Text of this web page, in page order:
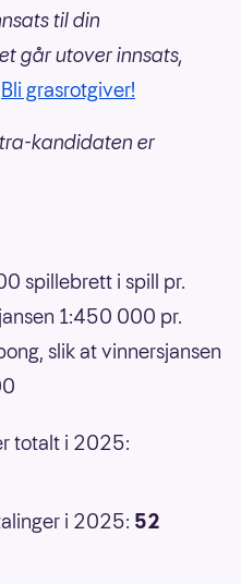
til din
går utover innsats,
Bli grasrotgiver!
kandidaten er
spillebrett i spill pr.
1:450 000 pr.
slik at vinnersjansen
totalt i 2025:
i 2025: 52